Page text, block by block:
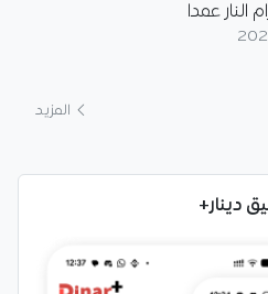
النار عمدا
المزيد
دينار+